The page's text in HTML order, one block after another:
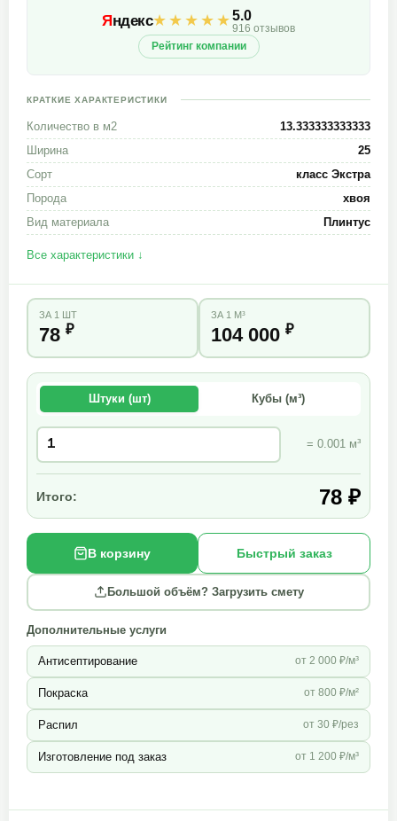
Яндекс★★★★★5.0
916 отзывов
Рейтинг компании
КРАТКИЕ ХАРАКТЕРИСТИКИ
Количество в м2
13.333333333333
Ширина
25
Сорт
класс Экстра
Порода
хвоя
Вид материала
Плинтус
Все характеристики ↓
ЗА 1 ШТ
78 ₽
ЗА 1 М³
104 000 ₽
Штуки (шт) Кубы (м³)
= 0.001 м³
Итого: 78 ₽
В корзину Быстрый заказ
Большой объём? Загрузить смету
Дополнительные услуги
Антисептирование от 2 000 ₽/м³
Покраска от 800 ₽/м²
Распил от 30 ₽/рез
Изготовление под заказ от 1 200 ₽/м³